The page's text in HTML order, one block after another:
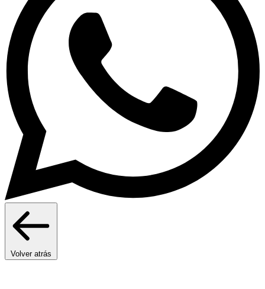
Volver atrás